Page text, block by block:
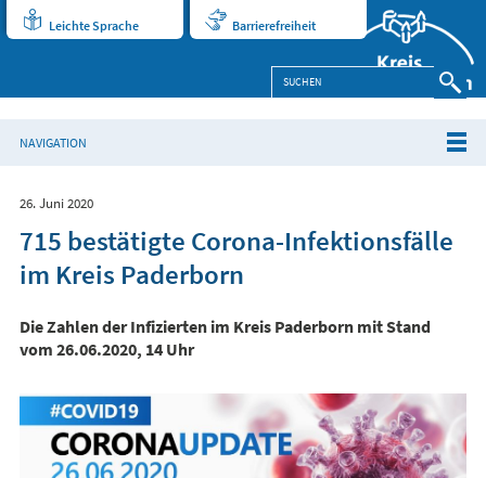
Leichte Sprache Barrierefreiheit
NAVIGATION
26. Juni 2020
715 bestätigte Corona-Infektionsfälle
im Kreis Paderborn
Die Zahlen der Infizierten im Kreis Paderborn mit Stand
vom 26.06.2020, 14 Uhr